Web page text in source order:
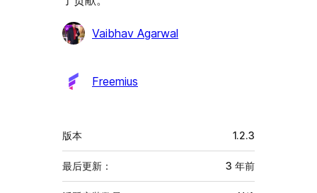
贡
者
Vaibhav Agarwal
Freemius
额
外
信
版本 1.2.3
最后更新： 3 年前